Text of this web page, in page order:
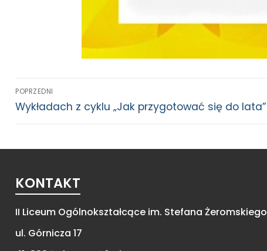
POPRZEDNI
Wykładach z cyklu „Jak przygotować się do lata”
KONTAKT
II Liceum Ogólnokształcące im. Stefana Żeromskiego
ul. Górnicza 17